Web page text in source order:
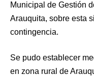
Municipal de Gestión
Arauquita, sobre esta
contingencia.
Se pudo establecer
en zona rural de